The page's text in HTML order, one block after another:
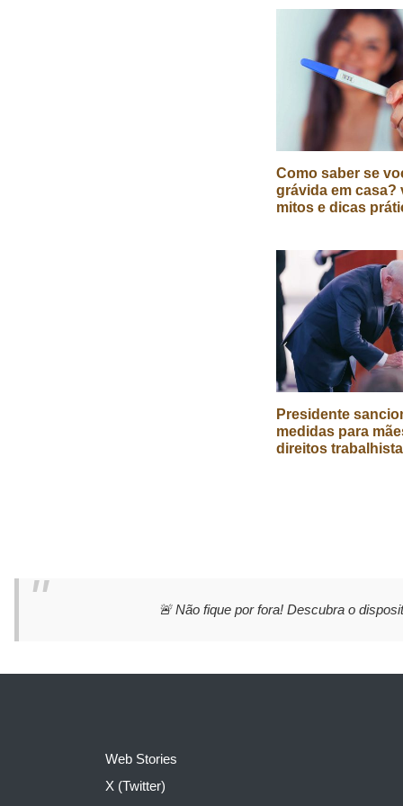
Como saber se
grávida em casa?
mitos e dicas
Presidente
medidas para
direitos
🚨 Não fique por fora! Descubra o
Web Stories
X (Twitter)